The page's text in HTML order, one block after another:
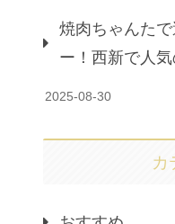
焼肉ちゃんた
ー！西新で人
2025-08-30
カ